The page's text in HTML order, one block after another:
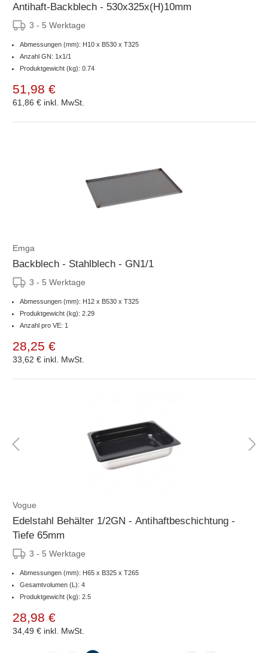
Antihaft-Backblech - 530x325x(H)10mm
3 - 5 Werktage
Abmessungen (mm): H10 x B530 x T325
Anzahl GN: 1x1/1
Produktgewicht (kg): 0.74
51,98 €
61,86 € inkl. MwSt.
Emga
Backblech - Stahlblech - GN1/1
3 - 5 Werktage
Abmessungen (mm): H12 x B530 x T325
Produktgewicht (kg): 2.29
Anzahl pro VE: 1
28,25 €
33,62 € inkl. MwSt.
Vogue
Edelstahl Behälter 1/2GN - Antihaftbeschichtung -
Tiefe 65mm
3 - 5 Werktage
Abmessungen (mm): H65 x B325 x T265
Gesamtvolumen (L): 4
Produktgewicht (kg): 2.5
28,98 €
34,49 € inkl. MwSt.